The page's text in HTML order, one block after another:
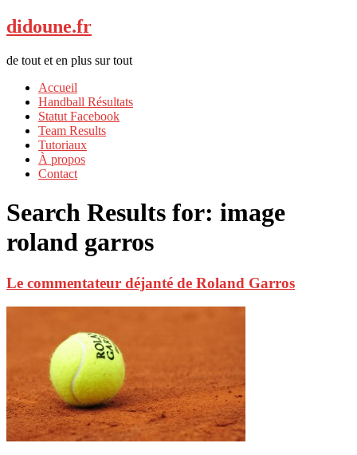
didoune.fr
de tout et en plus sur tout
Accueil
Handball Résultats
Statut Facebook
Team Results
Tutoriaux
À propos
Contact
Search Results for: image
roland garros
Le commentateur déjanté de Roland Garros